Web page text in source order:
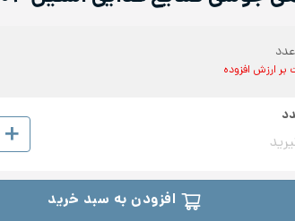
بر ارزش افزوده
افزودن به سبد خرید